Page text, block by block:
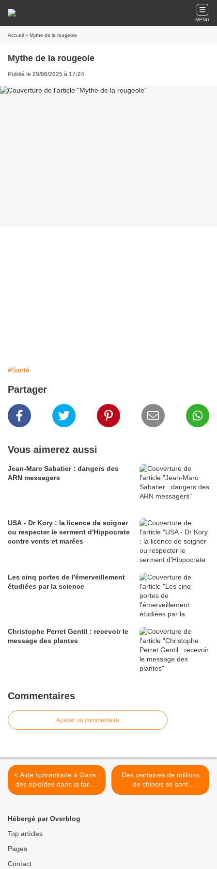
MENU
Accueil » Mythe de la rougeole
Mythe de la rougeole
Publié le 29/06/2025 à 17:24
#Santé
Partager
Vous aimerez aussi
Jean-Marc Sabatier : dangers des
ARN messagers
USA - Dr Kory : la licence de soigner
ou respecter le serment d'Hippocrate
contre vents et marées
Les cinq portes de l'émerveillement
étudiées par la science
Christophe Perret Gentil : recevoir le
message des plantes
Commentaires
Ajouter un commentaire
< Aide humanitaire à Gaza :
des opioïdes dans la farine
?
Des centaines de millions
de chinois se sont
volatilisés ! Où sont-ils ? >
Hébergé par Overblog
Top articles
Pages
Contact